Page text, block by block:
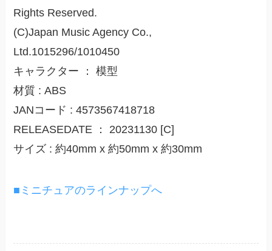
Rights Reserved.
(C)Japan Music Agency Co.,
Ltd.1015296/1010450
キャラクター ： 模型
材質 : ABS
JANコード : 4573567418718
RELEASEDATE ： 20231130 [C]
サイズ : 約40mm x 約50mm x 約30mm
■ミニチュアのラインナップへ